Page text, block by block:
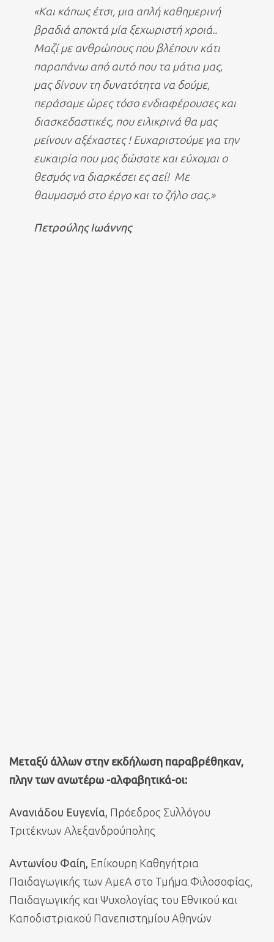
«Και κάπως έτσι, μια απλή καθημερινή
βραδιά αποκτά μία ξεχωριστή χροιά..
Μαζί με ανθρώπους που βλέπουν κάτι
παραπάνω από αυτό που τα μάτια μας,
μας δίνουν τη δυνατότητα να δούμε,
περάσαμε ώρες τόσο ενδιαφέρουσες και
διασκεδαστικές, που ειλικρινά θα μας
μείνουν αξέχαστες ! Ευχαριστούμε για την
ευκαιρία που μας δώσατε και εύχομαι ο
θεσμός να διαρκέσει ες αεί! Με
θαυμασμό στο έργο και το ζήλο σας.»
Πετρούλης Ιωάννης
Μεταξύ άλλων στην εκδήλωση παραβρέθηκαν,
πλην των ανωτέρω -αλφαβητικά-οι:
Ανανιάδου Ευγενία, Πρόεδρος Συλλόγου
Τριτέκνων Αλεξανδρούπολης
Αντωνίου Φαίη, Επίκουρη Καθηγήτρια
Παιδαγωγικής των ΑμεΑ στο Τμήμα Φιλοσοφίας,
Παιδαγωγικής και Ψυχολογίας του Εθνικού και
Καποδιστριακού Πανεπιστημίου Αθηνών